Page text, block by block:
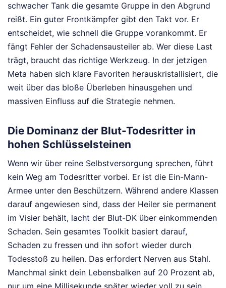
schwacher Tank die gesamte Gruppe in den Abgrund
reißt. Ein guter Frontkämpfer gibt den Takt vor. Er
entscheidet, wie schnell die Gruppe vorankommt. Er
fängt Fehler der Schadensausteiler ab. Wer diese Last
trägt, braucht das richtige Werkzeug. In der jetzigen
Meta haben sich klare Favoriten herauskristallisiert, die
weit über das bloße Überleben hinausgehen und
massiven Einfluss auf die Strategie nehmen.
Die Dominanz der Blut-Todesritter in
hohen Schlüsselsteinen
Wenn wir über reine Selbstversorgung sprechen, führt
kein Weg am Todesritter vorbei. Er ist die Ein-Mann-
Armee unter den Beschützern. Während andere Klassen
darauf angewiesen sind, dass der Heiler sie permanent
im Visier behält, lacht der Blut-DK über einkommenden
Schaden. Sein gesamtes Toolkit basiert darauf,
Schaden zu fressen und ihn sofort wieder durch
Todesstoß zu heilen. Das erfordert Nerven aus Stahl.
Manchmal sinkt dein Lebensbalken auf 20 Prozent ab,
nur um eine Millisekunde später wieder voll zu sein.